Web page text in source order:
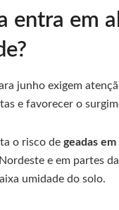
entra em
junho exigem
e favorecer o
o risco de geadas
e em partes
umidade do solo.